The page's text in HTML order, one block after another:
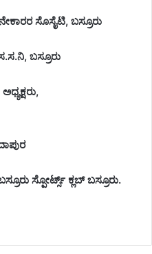
ಸೊಸೈಟಿ, ಬಸ್ರೂರು
ಬಸ್ರೂರು
ಸ್ಪೋರ್ಟ್ಸ್ ಕ್ಲಬ್ ಬಸ್ರೂರು.